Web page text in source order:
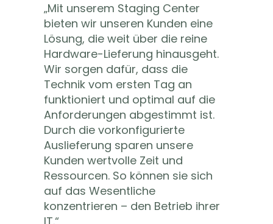
„Mit unserem Staging Center
bieten wir unseren Kunden eine
Lösung, die weit über die reine
Hardware-Lieferung hinausgeht.
Wir sorgen dafür, dass die
Technik vom ersten Tag an
funktioniert und optimal auf die
Anforderungen abgestimmt ist.
Durch die vorkonfigurierte
Auslieferung sparen unsere
Kunden wertvolle Zeit und
Ressourcen. So können sie sich
auf das Wesentliche
konzentrieren – den Betrieb ihrer